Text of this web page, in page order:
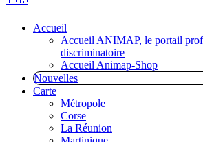
Accueil
Accueil ANIMAP, le portail
discriminatoire
Accueil Animap-Shop
Nouvelles
Carte
Métropole
Corse
La Réunion